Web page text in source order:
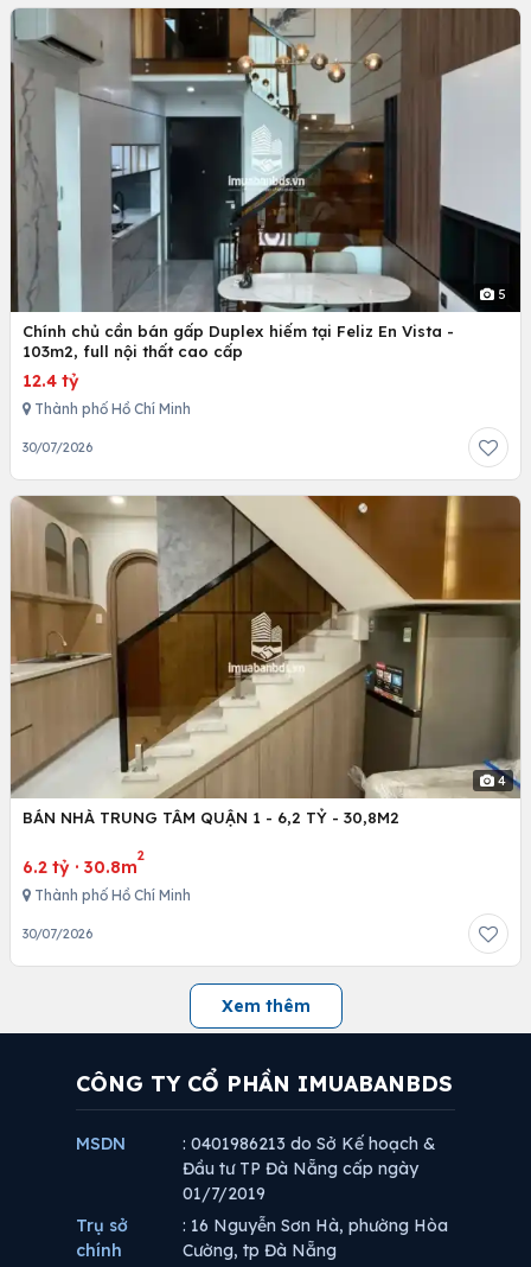
5
Chính chủ cần bán gấp Duplex hiếm tại Feliz En Vista -
103m2, full nội thất cao cấp
12.4 tỷ
Thành phố Hồ Chí Minh
30/07/2026
4
BÁN NHÀ TRUNG TÂM QUẬN 1 - 6,2 TỶ - 30,8M2
6.2 tỷ · 30.8m
2
Thành phố Hồ Chí Minh
30/07/2026
Xem thêm
CÔNG TY CỔ PHẦN IMUABANBDS
MSDN
: 0401986213 do Sở Kế hoạch &
Đầu tư TP Đà Nẵng cấp ngày
01/7/2019
Trụ sở
chính
: 16 Nguyễn Sơn Hà, phường Hòa
Cường, tp Đà Nẵng